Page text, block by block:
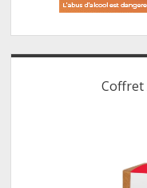
Coffret